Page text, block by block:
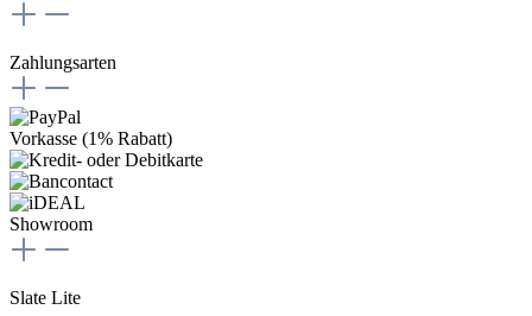
Zahlungsarten
Vorkasse (1% Rabatt)
Showroom
Slate Lite